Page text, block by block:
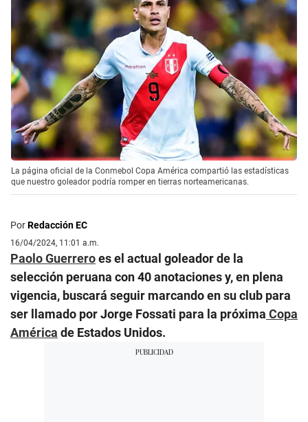
La página oficial de la Conmebol Copa América compartió las estadísticas
que nuestro goleador podría romper en tierras norteamericanas.
PorRedacción EC
16/04/2024, 11:01 a.m.
Paolo Guerreroes el actual goleador de la
selección peruana con 40 anotaciones y, en plena
vigencia, buscará seguir marcando en su club para
ser llamado por Jorge Fossati para la próxima Copa
América de Estados Unidos.